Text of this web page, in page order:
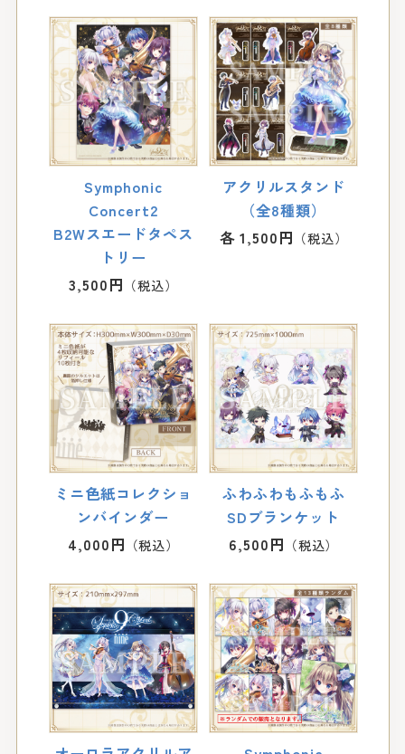
Symphonic
Concert2
B2Wスエードタペス
トリー
3,500円
アクリルスタンド
（全8種類）
各 1,500円
ミニ色紙コレクショ
ンバインダー
4,000円
ふわふわもふもふ
SDブランケット
6,500円